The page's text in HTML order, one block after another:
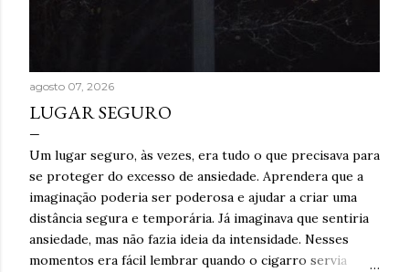
agosto 07, 2026
LUGAR SEGURO
Um lugar seguro, às vezes, era tudo o que precisava para
se proteger do excesso de ansiedade. Aprendera que a
imaginação poderia ser poderosa e ajudar a criar uma
distância segura e temporária. Já imaginava que sentiria
ansiedade, mas não fazia ideia da intensidade. Nesses
momentos era fácil lembrar quando o cigarro servia